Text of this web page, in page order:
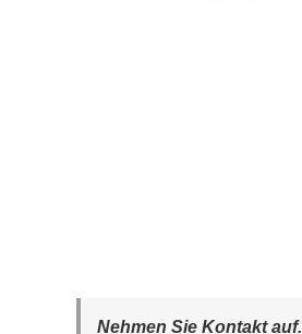
Nehmen Sie Kontakt auf.